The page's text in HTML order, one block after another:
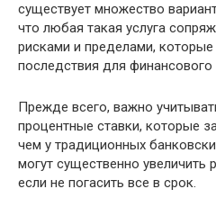
существует множество
что любая такая услуга
рисками и пределами,
последствия для
Прежде всего, важно
процентные ставки, которые
чем у традиционных
могут существенно увеличить
если не погасить все в срок.